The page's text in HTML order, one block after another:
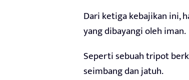
Dari ketiga kebajikan ini,
yang dibayangi oleh iman.
Seperti sebuah tripot
seimbang dan jatuh.